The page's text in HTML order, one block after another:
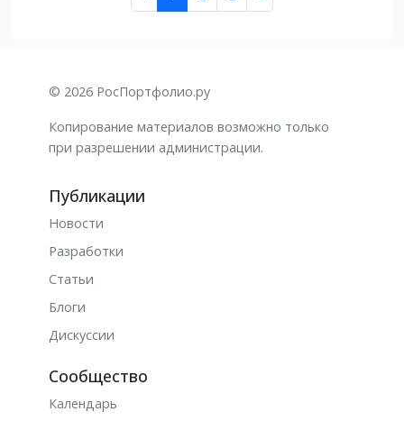
© 2026 РосПортфолио.ру
Копирование материалов возможно только
при разрешении администрации.
Публикации
Новости
Разработки
Статьи
Блоги
Дискуссии
Сообщество
Календарь